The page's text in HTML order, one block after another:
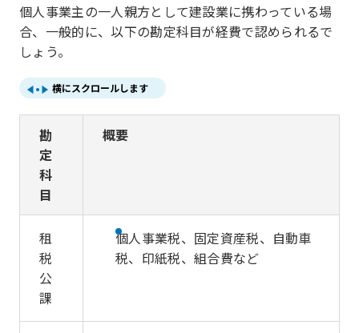
個人事業主の一人親方として建設業に携わっている場
合、一般的に、以下の勘定科目が経費で認められるで
しょう。
横にスクロールします
勘
定
科
目
概要
租
税
公
課
個人事業税、固定資産税、自動車
税、印紙税、組合費など